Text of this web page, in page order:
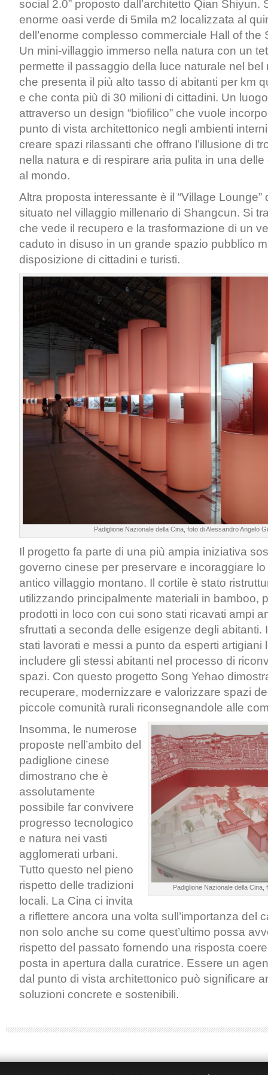
social 2.0” proposto dall’architetto Qian Shiyun.
enorme oasi verde di 5mila m2 localizzata al
dell’enorme complesso commerciale Hall of the
Un mini-villaggio immerso nella natura con un
permette il passaggio della luce naturale nel bel
che presenta il più alto tasso di abitanti per km
e che conta più di 30 milioni di cittadini. Un
attraverso un design “biofilico” che vuole
punto di vista architettonico negli ambienti
creare spazi rilassanti che offrano l’illusione di
nella natura e di respirare aria pulita in una
al mondo.
Altra proposta interessante è il “Village Lounge”
situato nel villaggio millenario di Shangcun. Si
che vede il recupero e la trasformazione di un
caduto in disuso in un grande spazio pubblico
disposizione di cittadini e turisti.
Padiglione Nazionale della Cina, foto di Alessandro Angelo
Il progetto fa parte di una più ampia iniziativa
governo cinese per preservare e incoraggiare
antico villaggio montano. Il cortile è stato
utilizzando principalmente materiali in bamboo,
prodotti in loco con cui sono stati ricavati ampi
sfruttati a seconda delle esigenze degli abitanti.
stati lavorati e messi a punto da esperti artigiani
includere gli stessi abitanti nel processo di
spazi. Con questo progetto Song Yehao
recuperare, modernizzare e valorizzare spazi
piccole comunità rurali riconsegnandole alle
Padiglione Nazionale della Cina,
Insomma, le numerose
proposte nell’ambito del
padiglione cinese
dimostrano che è
assolutamente
possibile far convivere
progresso tecnologico
e natura nei vasti
agglomerati urbani.
Tutto questo nel pieno
rispetto delle tradizioni
locali. La Cina ci invita
a riflettere ancora una volta sull’importanza del
non solo anche su come quest’ultimo possa
rispetto del passato fornendo una risposta
posta in apertura dalla curatrice. Essere un
dal punto di vista architettonico può significare
soluzioni concrete e sostenibili.